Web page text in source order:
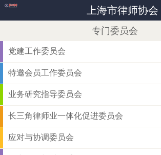
上海市律师协会
专门委员会
党建工作委员会
特邀会员工作委员会
业务研究指导委员会
长三角律师业一体化促进委员会
应对与协调委员会